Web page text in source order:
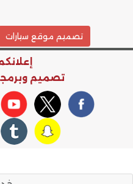
تصميم موقع سيارات
إعلانكم ©
تصميم